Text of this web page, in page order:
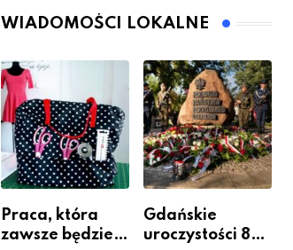
WIADOMOŚCI LOKALNE
Praca, która
zawsze będzie
Gdańskie
uroczystości 82.